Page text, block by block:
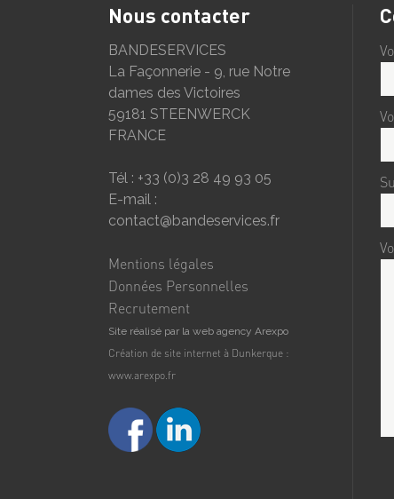
Nous contacter
BANDESERVICES
La Façonnerie - 9, rue Notre
dames des Victoires
59181 STEENWERCK
FRANCE
Tél : +33 (0)3 28 49 93 05
E-mail :
contact@bandeservices.fr
Mentions légales
Données Personnelles
Recrutement
Site réalisé par la web agency Arexpo
Création de site internet à Dunkerque :
www.arexpo.fr